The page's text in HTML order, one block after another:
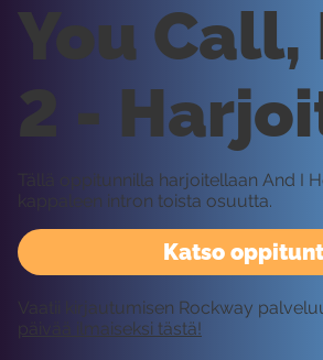
Katso
You
2 -
Tällä oppitunnilla harjoitellaan And I
kappaleen intron toista osuutta.
Vaatii kirjautumisen Rockway
päivää ilmaiseksi tästä!